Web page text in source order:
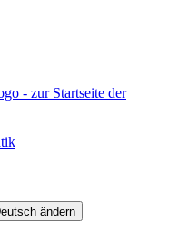
- zur Startseite der
ändern